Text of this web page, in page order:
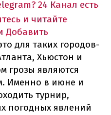
24 Канал есть
и читайте
Добавить
для таких городов-
Хьюстон и
грозы являются
Именно в июне и
турнир,
погодных явлений